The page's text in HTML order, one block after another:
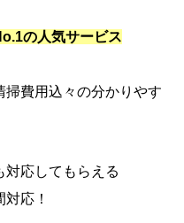
の人気サービス
費用込々の分かりやす
対応してもらえる
応！